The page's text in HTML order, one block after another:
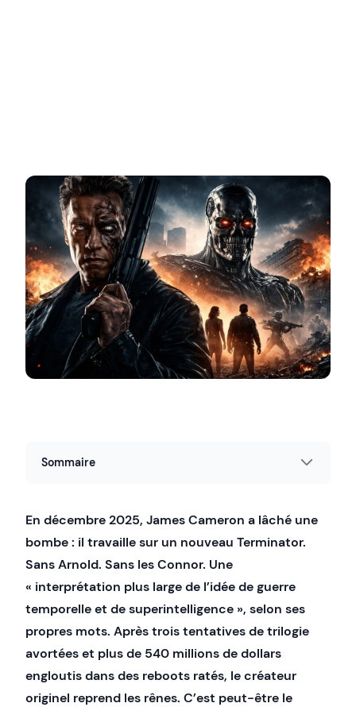
Sommaire
En décembre 2025, James Cameron a lâché une
bombe : il travaille sur un nouveau Terminator.
Sans Arnold. Sans les Connor. Une
« interprétation plus large de l’idée de guerre
temporelle et de superintelligence », selon ses
propres mots. Après trois tentatives de trilogie
avortées et plus de 540 millions de dollars
engloutis dans des reboots ratés, le créateur
originel reprend les rênes. C’est peut-être le